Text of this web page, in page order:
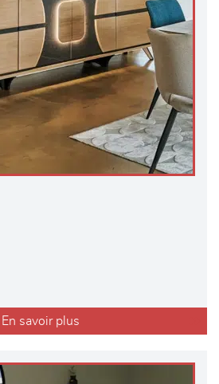
En savoir plus